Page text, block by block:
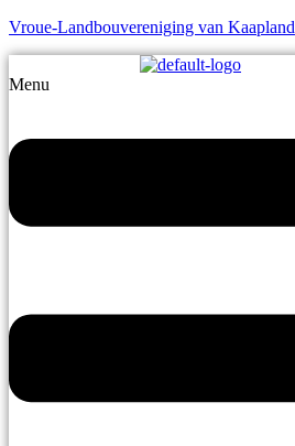
Vroue-Landbouvereniging van Kaapland
Menu